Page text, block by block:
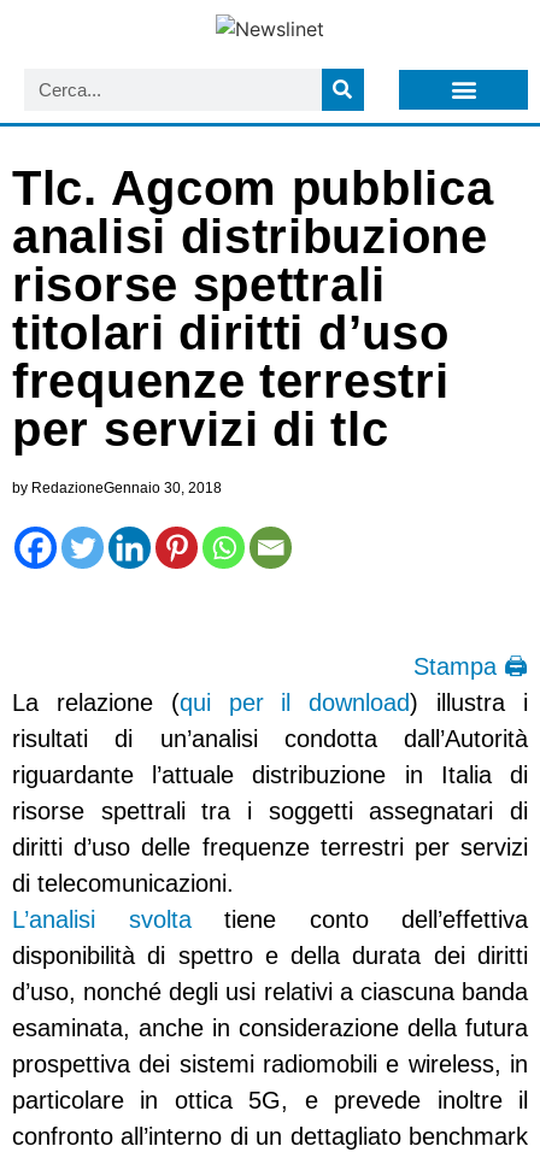
Tlc. Agcom pubblica
analisi distribuzione
risorse spettrali
titolari diritti d’uso
frequenze terrestri
per servizi di tlc
by RedazioneGennaio 30, 2018
Stampa 🖨
La relazione (qui per il download) illustra i
risultati di un’analisi condotta dall’Autorità
riguardante l’attuale distribuzione in Italia di
risorse spettrali tra i soggetti assegnatari di
diritti d’uso delle frequenze terrestri per servizi
di telecomunicazioni.
L’analisi svolta tiene conto dell’effettiva
disponibilità di spettro e della durata dei diritti
d’uso, nonché degli usi relativi a ciascuna banda
esaminata, anche in considerazione della futura
prospettiva dei sistemi radiomobili e wireless, in
particolare in ottica 5G, e prevede inoltre il
confronto all’interno di un dettagliato benchmark